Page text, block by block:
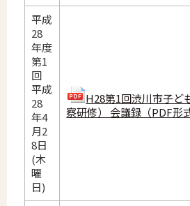
平成
28
年度
第1
回
平成
28
年4
月2
8日
(木
曜
日)
H28第1回渋川市子ど
察研修） 会議録（PDF形